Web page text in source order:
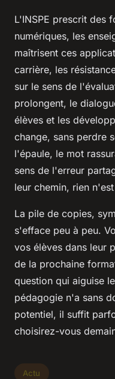
L'INSPE prescrit des
numériques, les
maîtrisent ces
carrière, les
sur le sens de
prolongent, le
élèves et les
change, sans perdre
l'épaule, le mot
sens de l'erreur
leur chemin, rien
La pile de copies,
s'efface peu à peu.
vos élèves dans leur
de la prochaine
question qui aiguise
pédagogie n'a sans
potentiel, il suffit
choisirez-vous
Actu